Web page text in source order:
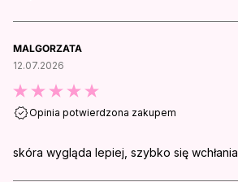
MALGORZATA
12.07.2026
Opinia potwierdzona zakupem
skóra wygląda lepiej, szybko się wchłania